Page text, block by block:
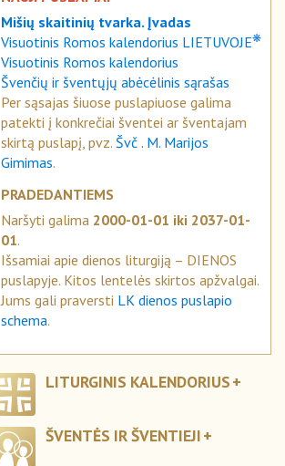
Mišių skaitinių tvarka. Įvadas
Visuotinis Romos kalendorius LIETUVOJE❋
Visuotinis Romos kalendorius
Švenčių ir šventųjų abėcėlinis sąrašas
Per sąsajas šiuose puslapiuose galima
patekti į konkrečiai šventei ar šventajam
skirtą puslapį, pvz. Švč . M. Marijos
Gimimas.
PRADEDANTIEMS
Naršyti galima 2000-01-01 iki 2037-01-
01.
Išsamiai apie dienos liturgiją – DIENOS
puslapyje. Kitos lentelės skirtos apžvalgai.
Jums gali praversti LK dienos puslapio
schema.
LITURGINIS KALENDORIUS
ŠVENTĖS IR ŠVENTIEJI